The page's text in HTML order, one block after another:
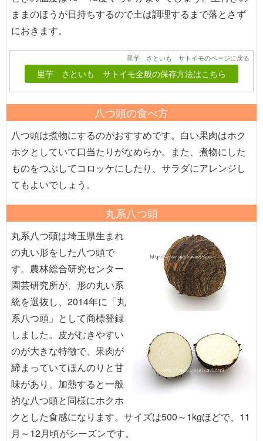
ままのほうが日持ちするので土は調理するまで落とさず
におきます。
里芋 さといも サトイモのページに戻る
里芋 さといも サトイモ全般の保存方法はこちら
八つ頭の食べ方
八つ頭は煮物にするのがおすすめです。白い果肉はホク
ホクとしていて口当たりがなめらか。また、煮物にした
ものをつぶしてコロッケにしたり、サラダにアレンジし
てもよいでしょう。
丸系八つ頭
丸系八つ頭は埼玉県生まれ
の丸い形をした八つ頭で
す。農林総合研究センター
園芸研究所が、形の丸い系
統を選抜し、2014年に「丸
系八つ頭」として商標登録
しました。皮がむきやすい
のが大きな特徴で、果肉が
締まっていてほんのりと甘
味があり、加熱すると一般
的な八つ頭と同様にホクホ
クとした食感になります。サイズは500～1kgほどで、11
月～12月頃がシーズンです。